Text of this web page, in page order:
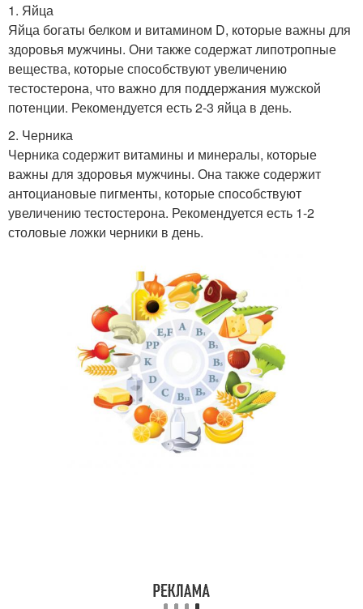
1. Яйца
Яйца богаты белком и витамином D, которые важны для
здоровья мужчины. Они также содержат липотропные
вещества, которые способствуют увеличению
тестостерона, что важно для поддержания мужской
потенции. Рекомендуется есть 2-3 яйца в день.
2. Черника
Черника содержит витамины и минералы, которые
важны для здоровья мужчины. Она также содержит
антоциановые пигменты, которые способствуют
увеличению тестостерона. Рекомендуется есть 1-2
столовые ложки черники в день.